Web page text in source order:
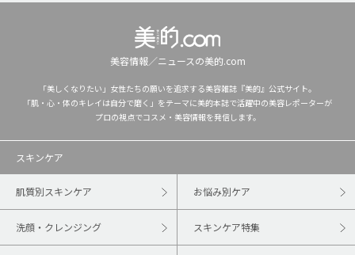
美容情報／ニュースの美的.com
「美しくなりたい」女性たちの願いを追求する美容雑誌『美的』公式サイト。
「肌・心・体のキレイは自分で磨く」をテーマに美的本誌で活躍中の美容レポーターが
プロの視点でコスメ・美容情報を発信します。
スキンケア
肌質別スキンケア お悩み別ケア
洗顔・クレンジング スキンケア特集